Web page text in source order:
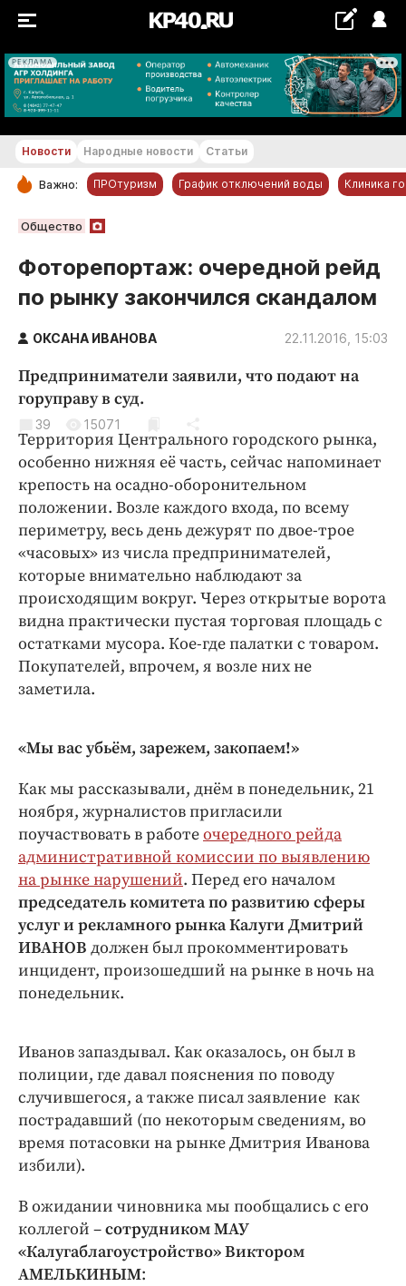
РЕКЛАМА
+28...+29 °С
РУБРИКИ
Новости компаний
Статьи
Народные новости
Благоустройство
Криминал
Культура
Недвижимость и ЖКХ
Образование
Общество
Погода
Праздники
Происшествия
Спорт
Экономика и бизнес
ПРОЕКТЫ
Издания
Медиаперсона
Интересное чтиво
Клиника года
Бренд года
Работодатель года
Новости Народные новости Статьи
Важно: ПРОтуризм График отключений воды Клиника
Общество
Фоторепортаж: очередной рейд
по рынку закончился скандалом
ОКСАНА ИВАНОВА 22.11.2016, 15:03
Предприниматели заявили, что подают на
горуправу в суд.
39 15071
Территория Центрального городского рынка,
особенно нижняя её часть, сейчас напоминает
крепость на осадно-оборонительном
положении. Возле каждого входа, по всему
периметру, весь день дежурят по двое-трое
«часовых» из числа предпринимателей,
которые внимательно наблюдают за
происходящим вокруг. Через открытые ворота
видна практически пустая торговая площадь с
остатками мусора. Кое-где палатки с товаром.
Покупателей, впрочем, я возле них не
заметила.
«Мы вас убьём, зарежем, закопаем!»
Как мы рассказывали, днём в понедельник, 21
ноября, журналистов пригласили
поучаствовать в работеочередного рейда
административной комиссии по выявлению
на рынке нарушений. Перед его началом
председатель комитета по развитию сферы
услуг и рекламного рынка Калуги Дмитрий
ИВАНОВ должен был прокомментировать
инцидент, произошедший на рынке в ночь на
понедельник.
Иванов запаздывал. Как оказалось, он был в
полиции, где давал пояснения по поводу
случившегося, а также писал заявление как
пострадавший (по некоторым сведениям, во
время потасовки на рынке Дмитрия Иванова
избили).
В ожидании чиновника мы пообщались с его
коллегой –сотрудником МАУ
«Калугаблагоустройство» Виктором
АМЕЛЬКИНЫМ: